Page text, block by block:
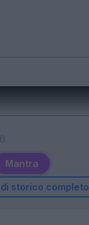
Mantra
storico completo